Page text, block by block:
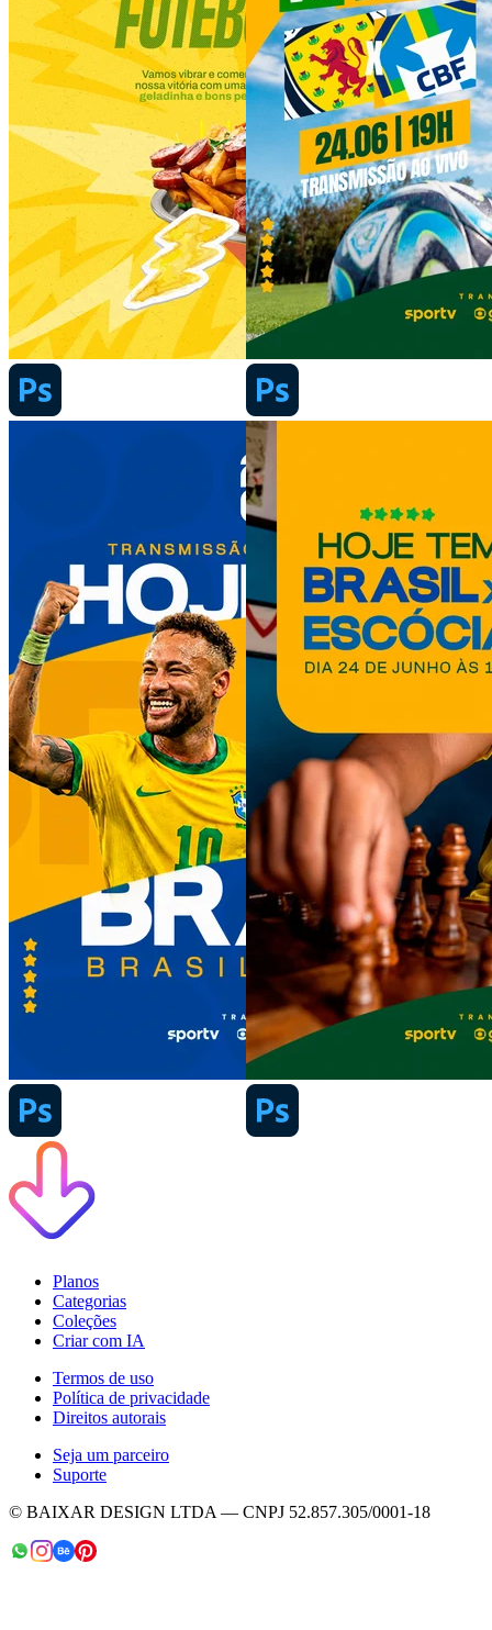
Planos
Categorias
Coleções
Criar com IA
Termos de uso
Política de privacidade
Direitos autorais
Seja um parceiro
Suporte
© BAIXAR DESIGN LTDA — CNPJ 52.857.305/0001-18